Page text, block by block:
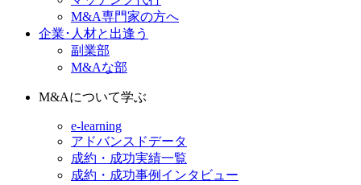
M&A専門家の方へ
企業･人材と出逢う
副業部
M&Aな部
M&Aについて学ぶ
e-learning
アドバンスドデータ
成約・成功実績一覧
成約・成功事例インタビュー